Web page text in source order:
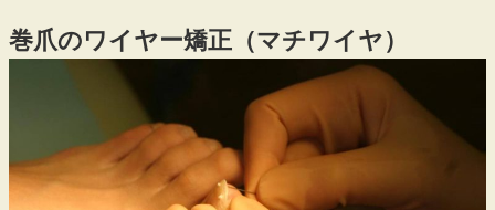
巻爪のワイヤー矯正（マチワイヤ）